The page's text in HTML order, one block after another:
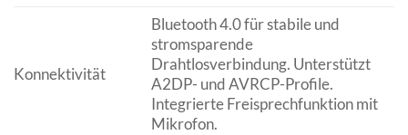
Konnektivität
Bluetooth 4.0 für stabile und
stromsparende
Drahtlosverbindung. Unterstützt
A2DP- und AVRCP-Profile.
Integrierte Freisprechfunktion mit
Mikrofon.